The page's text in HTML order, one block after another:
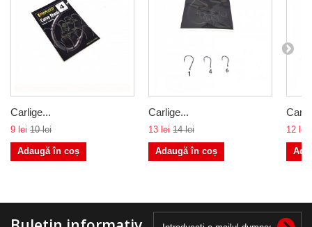
Carlige...
9 lei 10 lei
Adaugă în coș
Carlige...
13 lei 14 lei
Adaugă în coș
12 lei